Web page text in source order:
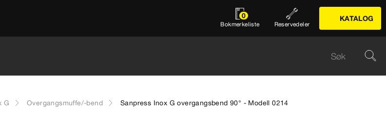
0
Bokmerkeliste Reservedeler
KATALOG
G Overgangsmuffe/-bend Sanpress Inox G overgangsbend 90° - Modell 0214